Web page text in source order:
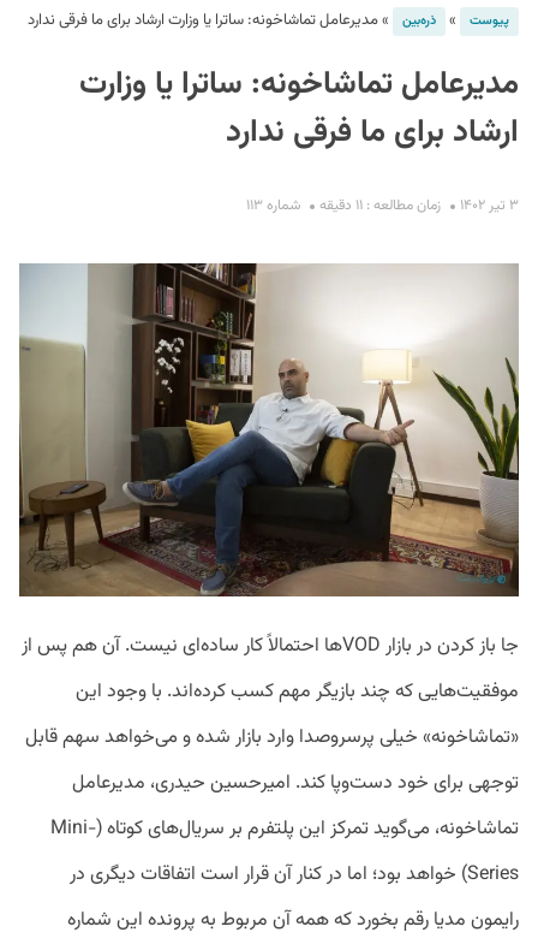
پیوست » ذره‌بین »مدیرعامل تماشاخونه: ساترا یا وزارت ارشاد برای ما فرقی ندارد
مدیرعامل تماشاخونه: ساترا یا وزارت
ارشاد برای ما فرقی ندارد
۳ تیر ۱۴۰۲ زمان مطالعه : ۱۱ دقیقه شماره ۱۱۳
جا باز کردن در بازار VODها احتمالاً کار ساده‌ای نیست. آن هم پس از
موفقیت‌هایی که چند بازیگر مهم کسب کرده‌اند. با وجود این
«تماشاخونه» خیلی پرسروصدا وارد بازار شده و می‌خواهد سهم قابل
توجهی برای خود دست‌وپا کند. امیرحسین حیدری، مدیرعامل
تماشاخونه، می‌گوید تمرکز این پلتفرم بر سریال‌های کوتاه (Mini-
Series) خواهد بود؛ اما در کنار آن قرار است اتفاقات دیگری در
رایمون مدیا رقم بخورد که همه آن مربوط به پرونده این شماره